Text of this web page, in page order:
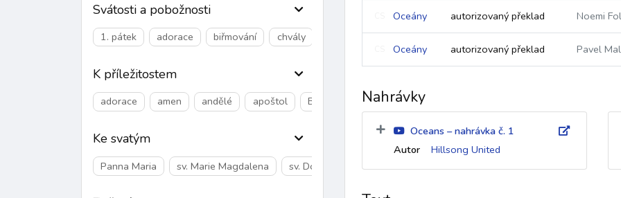
Svátosti a pobožnosti
1. pátek adorace biřmování chvály k Duchu Svatému ke křížové cestě křest
K příležitostem
adorace amen andělé apoštol Beránek Boží Bible
Ke svatým
Panna Maria sv. Marie Magdalena sv. Dominik sv. Tomáš More sv. Jan Bosco sv. František z Assisi
Oceány autorizovaný překlad Noemi
Oceány autorizovaný překlad Pavel
Nahrávky
Oceans – nahrávka č. 1
Autor
Hillsong United